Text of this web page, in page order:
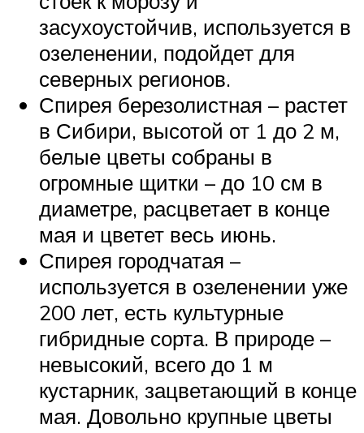
засухоустойчив, используется в
озеленении, подойдет для
северных регионов.
Спирея березолистная – растет
в Сибири, высотой от 1 до 2 м,
белые цветы собраны в
огромные щитки – до 10 см в
диаметре, расцветает в конце
мая и цветет весь июнь.
Спирея городчатая –
используется в озеленении уже
200 лет, есть культурные
гибридные сорта. В природе –
невысокий, всего до 1 м
кустарник, зацветающий в конце
мая. Довольно крупные цветы